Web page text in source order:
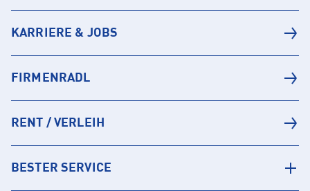
KARRIERE & JOBS
FIRMENRADL
RENT / VERLEIH
BESTER SERVICE